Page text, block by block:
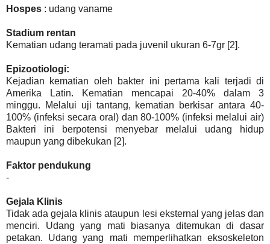
Hospes : udang vaname
Stadium rentan
Kematian udang teramati pada juvenil ukuran 6-7gr [2].
Epizootiologi:
Kejadian kematian oleh bakter ini pertama kali terjadi di
Amerika Latin. Kematian mencapai 20-40% dalam 3
minggu. Melalui uji tantang, kematian berkisar antara 40-
100% (infeksi secara oral) dan 80-100% (infeksi melalui air)
Bakteri ini berpotensi menyebar melalui udang hidup
maupun yang dibekukan [2].
Faktor pendukung
-
Gejala Klinis
Tidak ada gejala klinis ataupun lesi eksternal yang jelas dan
menciri. Udang yang mati biasanya ditemukan di dasar
petakan. Udang yang mati memperlihatkan eksoskeleton